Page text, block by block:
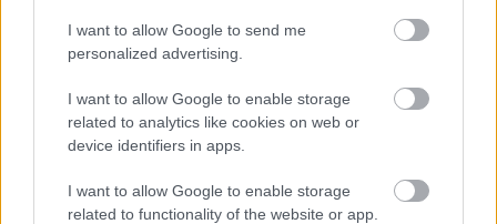
I want to allow Google to send me
personalized advertising.
I want to allow Google to enable storage
related to analytics like cookies on web or
device identifiers in apps.
I want to allow Google to enable storage
related to functionality of the website or app.
Ξεπουλάει το αυτοκίνητο του Jeff Bezos
-Πόσες παραγγελίες έχει δεχτεί το
CAR & MOTOR TEAM